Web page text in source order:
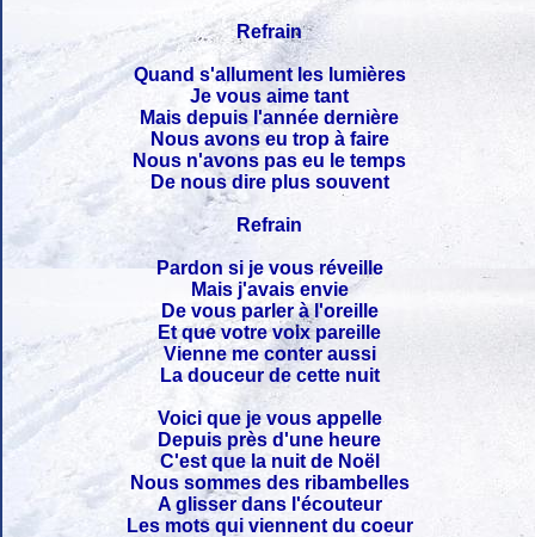
Refrain
Quand s'allument les lumières
Je vous aime tant
Mais depuis l'année dernière
Nous avons eu trop à faire
Nous n'avons pas eu le temps
De nous dire plus souvent
Refrain
Pardon si je vous réveille
Mais j'avais envie
De vous parler à l'oreille
Et que votre voix pareille
Vienne me conter aussi
La douceur de cette nuit
Voici que je vous appelle
Depuis près d'une heure
C'est que la nuit de Noël
Nous sommes des ribambelles
A glisser dans l'écouteur
Les mots qui viennent du coeur